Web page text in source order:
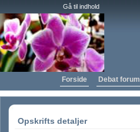
Gå til indhold
Forside Debat forum
Opskrifts detaljer